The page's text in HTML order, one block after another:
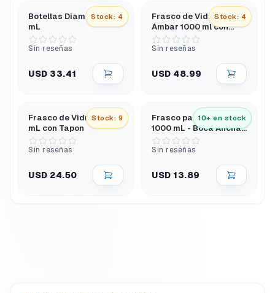
Stock: 4
Botellas Diamond 1000
mL
Sin reseñas
USD 33.41
Stock: 4
Frasco de Vidrio
Ámbar 1000 ml con
Tapa Roscada Gl45 y
Anillo Vertedor
Sin reseñas
USD 48.99
Stock: 9
Frasco de Vidrio 500
mL con Tapon
Sin reseñas
USD 24.50
10+ en stock
Frasco para Reactivo
1000 mL - Boca Ancha
Tapón de Rosca -
Polipropileno
Sin reseñas
USD 13.89